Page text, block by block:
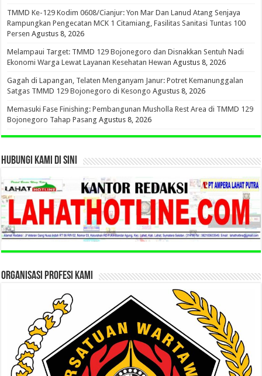
TMMD Ke-129 Kodim 0608/Cianjur: Yon Mar Dan Lanud Atang Senjaya
Rampungkan Pengecatan MCK 1 Citamiang, Fasilitas Sanitasi Tuntas 100
Persen Agustus 8, 2026
Melampaui Target: TMMD 129 Bojonegoro dan Disnakkan Sentuh Nadi
Ekonomi Warga Lewat Layanan Kesehatan Hewan Agustus 8, 2026
Gagah di Lapangan, Telaten Menganyam Janur: Potret Kemanunggalan
Satgas TMMD 129 Bojonegoro di Kesongo Agustus 8, 2026
Memasuki Fase Finishing: Pembangunan Musholla Rest Area di TMMD 129
Bojonegoro Tahap Pasang Agustus 8, 2026
HUBUNGI KAMI DI SINI
ORGANISASI PROFESI KAMI